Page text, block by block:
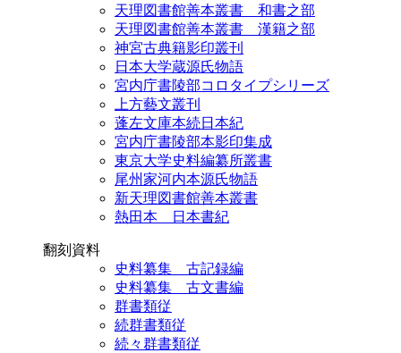
天理図書館善本叢書 和書之部
天理図書館善本叢書 漢籍之部
神宮古典籍影印叢刊
日本大学蔵源氏物語
宮内庁書陵部コロタイプシリーズ
上方藝文叢刊
蓬左文庫本続日本紀
宮内庁書陵部本影印集成
東京大学史料編纂所叢書
尾州家河内本源氏物語
新天理図書館善本叢書
熱田本 日本書紀
翻刻資料
史料纂集 古記録編
史料纂集 古文書編
群書類従
続群書類従
続々群書類従